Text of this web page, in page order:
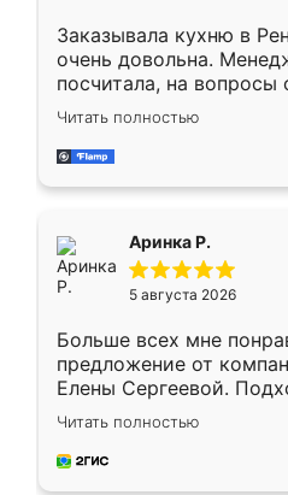
Заказывала кухню в
очень довольна.
посчитала, на вопросы
Замерщик приехал в
делу со всей
за день, ребята
Читать полностью
Аринка Р.
5 августа 2026
Больше всех мне
предложение от
Елены Сергеевой.
короткие сроки
для замера сотрудник
предложил по моему
Читать полностью